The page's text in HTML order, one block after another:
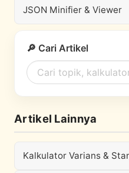
JSON Minifier & Viewer
🔎 Cari Artikel
Artikel Lainnya
Kalkulator Varians &